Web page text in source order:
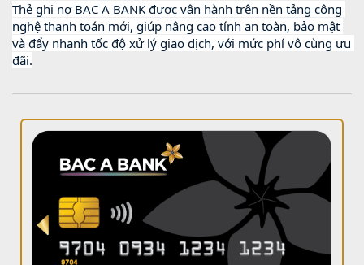
Thẻ ghi nợ BAC A BANK được vận hành trên nền tảng công
nghệ thanh toán mới, giúp nâng cao tính an toàn, bảo mật
và đẩy nhanh tốc độ xử lý giao dịch, với mức phí vô cùng ưu
đãi.